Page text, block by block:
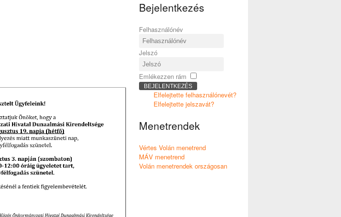
Bejelentkezés
Felhasználónév
Jelszó
Emlékezzen rám
BEJELENTKEZÉS
Elfelejtette felhasználónevét?
Elfelejtette jelszavát?
Menetrendek
Vértes Volán menetrend
MÁV menetrend
Volán menetrendek országosan